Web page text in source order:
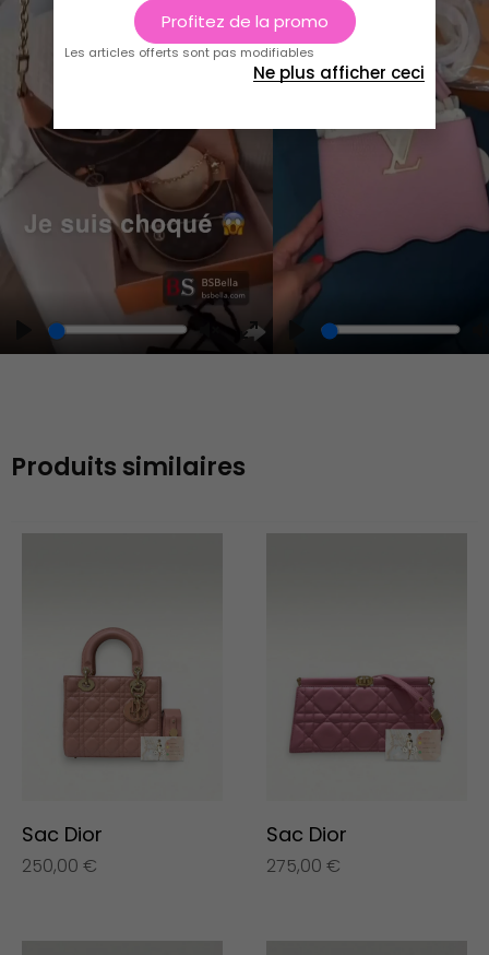
Play UnmuteEnter
Play Play
Produits similaires
Sac Dior
250,00 €
Sac Dior
275,00 €
Profitez de la promo
Les articles offerts sont pas modifiables
Ne plus afficher ceci